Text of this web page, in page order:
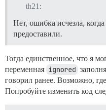
th21:
Нет, ошибка исчезла,
предоставили.
Тогда единственное, что я
переменная ignored
говорил ранее. Возможно,
Попробуйте изменить код